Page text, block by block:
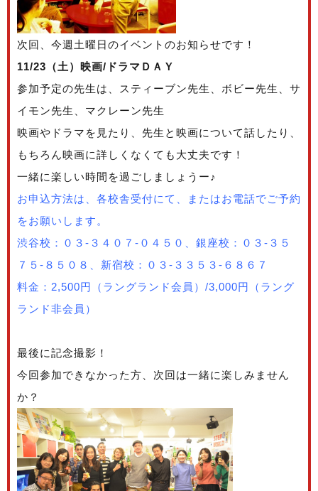
次回、今週土曜日のイベントのお知らせです！
11/23（土）映画/ドラマＤＡＹ
参加予定の先生は、スティーブン先生、ボビー先生、サ
イモン先生、マクレーン先生
映画やドラマを見たり、先生と映画について話したり、
もちろん映画に詳しくなくても大丈夫です！
一緒に楽しい時間を過ごしましょうー♪
お申込方法は、各校舎受付にて、またはお電話でご予約
をお願いします。
渋谷校：０３-３４０７-０４５０、銀座校：０３-３５
７５-８５０８、新宿校：０３-３３５３-６８６７
料金：2,500円（ラングランド会員）/3,000円（ラング
ランド非会員）
最後に記念撮影！
今回参加できなかった方、次回は一緒に楽しみません
か？